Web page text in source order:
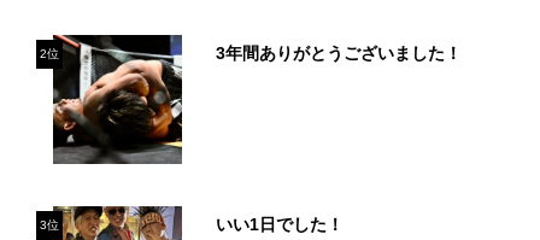
2位 3年間ありがとうございました！
3位 いい1日でした！